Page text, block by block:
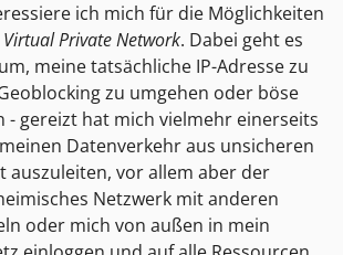
ich mich für die Möglichkeiten
Virtual Private Network. Dabei geht es
meine tatsächliche IP-Adresse zu
zu umgehen oder böse
- gereizt hat mich vielmehr einerseits
Datenverkehr aus unsicheren
auszuleiten, vor allem aber der
Netzwerk mit anderen
oder mich von außen in mein